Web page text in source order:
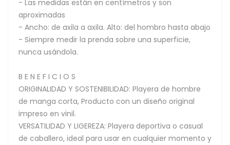
- Las medidas están en centímetros y son
aproximadas
- Ancho: de axila a axila. Alto: del hombro hasta abajo
- Siempre medir la prenda sobre una superficie,
nunca usándola.
B E N E F I C I O S
ORIGINALIDAD Y SOSTENIBILIDAD: Playera de hombre
de manga corta, Producto con un diseño original
impreso en vinil.
VERSATILIDAD Y LIGEREZA: Playera deportiva o casual
de caballero, ideal para usar en cualquier momento y